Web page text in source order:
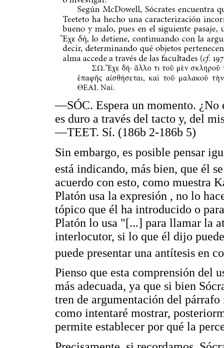
—SÓC. Espera un momento. ¿No
es duro a través del tacto y, del
—TEET. Sí. (186b 2-186b 5)
Sin embargo, es posible pensar
está indicando, más bien, que él
acuerdo con esto, como muestra
Platón usa la expresión , no lo
tópico que él ha introducido o
Platón lo usa "[...] para llamar la
interlocutor, si lo que él dijo
puede presentar una antítesis en
Pienso que esta comprensión del
más adecuada, ya que si bien
tren de argumentación del
como intentaré mostrar,
permite establecer por qué la